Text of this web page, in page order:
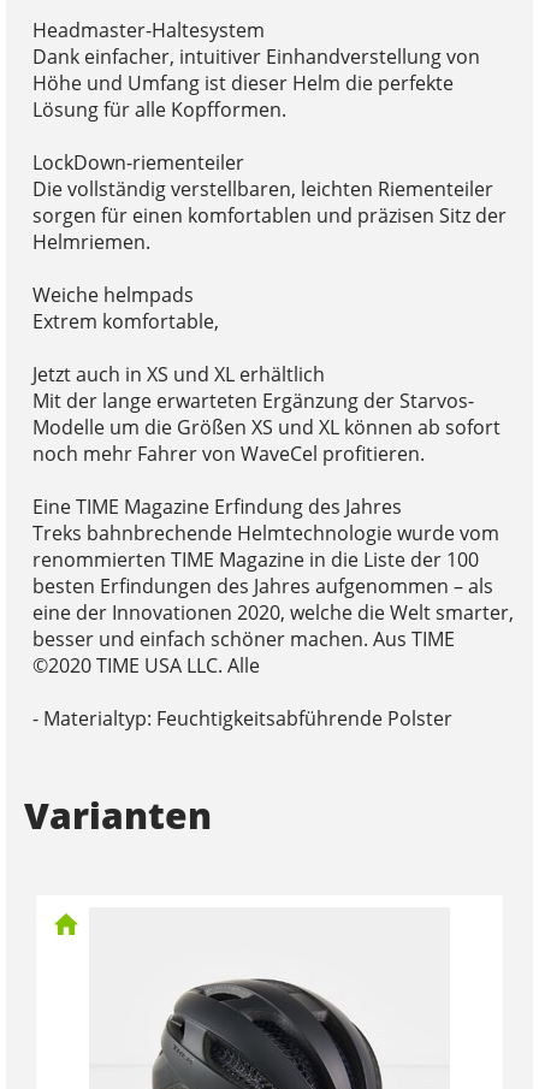
Headmaster-Haltesystem
Dank einfacher, intuitiver Einhandverstellung von
Höhe und Umfang ist dieser Helm die perfekte
Lösung für alle Kopfformen.
LockDown-riementeiler
Die vollständig verstellbaren, leichten Riementeiler
sorgen für einen komfortablen und präzisen Sitz der
Helmriemen.
Weiche helmpads
Extrem komfortable,
Jetzt auch in XS und XL erhältlich
Mit der lange erwarteten Ergänzung der Starvos-
Modelle um die Größen XS und XL können ab sofort
noch mehr Fahrer von WaveCel profitieren.
Eine TIME Magazine Erfindung des Jahres
Treks bahnbrechende Helmtechnologie wurde vom
renommierten TIME Magazine in die Liste der 100
besten Erfindungen des Jahres aufgenommen – als
eine der Innovationen 2020, welche die Welt smarter,
besser und einfach schöner machen. Aus TIME
©2020 TIME USA LLC. Alle
- Materialtyp: Feuchtigkeitsabführende Polster
Varianten